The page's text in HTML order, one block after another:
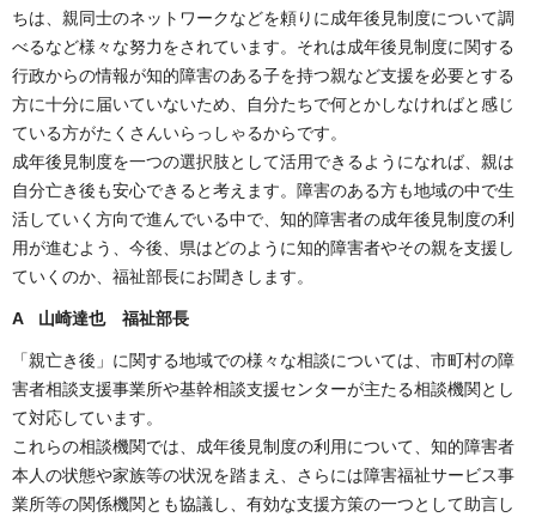
ちは、親同士のネットワークなどを頼りに成年後見制度について調
べるなど様々な努力をされています。それは成年後見制度に関する
行政からの情報が知的障害のある子を持つ親など支援を必要とする
方に十分に届いていないため、自分たちで何とかしなければと感じ
ている方がたくさんいらっしゃるからです。
成年後見制度を一つの選択肢として活用できるようになれば、親は
自分亡き後も安心できると考えます。障害のある方も地域の中で生
活していく方向で進んでいる中で、知的障害者の成年後見制度の利
用が進むよう、今後、県はどのように知的障害者やその親を支援し
ていくのか、福祉部長にお聞きします。
A 山崎達也 福祉部長
「親亡き後」に関する地域での様々な相談については、市町村の障
害者相談支援事業所や基幹相談支援センターが主たる相談機関とし
て対応しています。
これらの相談機関では、成年後見制度の利用について、知的障害者
本人の状態や家族等の状況を踏まえ、さらには障害福祉サービス事
業所等の関係機関とも協議し、有効な支援方策の一つとして助言し